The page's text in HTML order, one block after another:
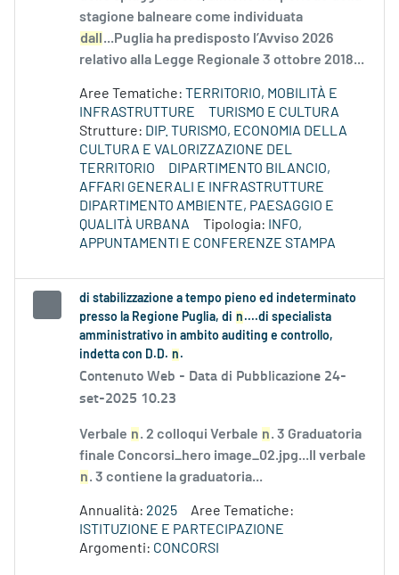
stagione balneare come individuata
dall
...Puglia ha predisposto l’Avviso 2026
relativo alla Legge Regionale 3 ottobre 2018...
Aree Tematiche: TERRITORIO, MOBILITÀ E
INFRASTRUTTURE
TURISMO E CULTURA
Strutture: DIP. TURISMO, ECONOMIA DELLA
CULTURA E VALORIZZAZIONE DEL
TERRITORIO
DIPARTIMENTO BILANCIO,
AFFARI GENERALI E INFRASTRUTTURE
DIPARTIMENTO AMBIENTE, PAESAGGIO E
QUALITÀ URBANA
Tipologia:
INFO,
APPUNTAMENTI E CONFERENZE STAMPA
di stabilizzazione a tempo pieno ed indeterminato
presso la Regione Puglia, di n ....di specialista
amministrativo in ambito auditing e controllo,
indetta con D.D. n .
Contenuto Web - Data di Pubblicazione 24-
set-2025 10.23
Verbale n. 2 colloqui Verbale n. 3 Graduatoria
finale Concorsi_hero image_02.jpg...Il verbale
n. 3 contiene la graduatoria...
Annualità: 2025
Aree Tematiche:
ISTITUZIONE E PARTECIPAZIONE
Argomenti: CONCORSI